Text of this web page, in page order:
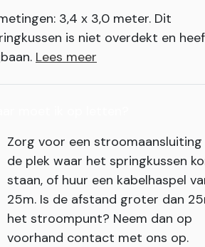
3,4 x 3,0 meter. Dit
is niet overdekt en
Lees meer
Zorg voor een
de plek waar het springkussen
staan, of huur een kabelhaspel
25m. Is de afstand groter dan
het stroompunt? Neem dan op
voorhand contact met ons op.